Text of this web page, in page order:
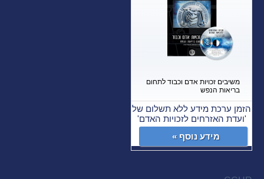
משיבים זכויות אדם וכבוד לתחום
בריאות הנפש
הזמן ערכת מידע ללא תשלום של
'ועדת האזרחים לזכויות האדם'
מידע נוסף »